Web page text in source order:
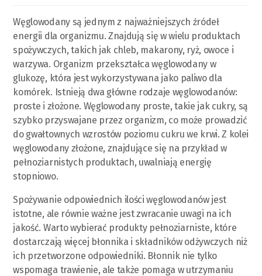
Węglowodany są jednym z najważniejszych źródeł
energii dla organizmu. Znajdują się w wielu produktach
spożywczych, takich jak chleb, makarony, ryż, owoce i
warzywa. Organizm przekształca węglowodany w
glukozę, która jest wykorzystywana jako paliwo dla
komórek. Istnieją dwa główne rodzaje węglowodanów:
proste i złożone. Węglowodany proste, takie jak cukry, są
szybko przyswajane przez organizm, co może prowadzić
do gwałtownych wzrostów poziomu cukru we krwi. Z kolei
węglowodany złożone, znajdujące się na przykład w
pełnoziarnistych produktach, uwalniają energię
stopniowo.
Spożywanie odpowiednich ilości węglowodanów jest
istotne, ale równie ważne jest zwracanie uwagi na ich
jakość. Warto wybierać produkty pełnoziarniste, które
dostarczają więcej błonnika i składników odżywczych niż
ich przetworzone odpowiedniki. Błonnik nie tylko
wspomaga trawienie, ale także pomaga w utrzymaniu